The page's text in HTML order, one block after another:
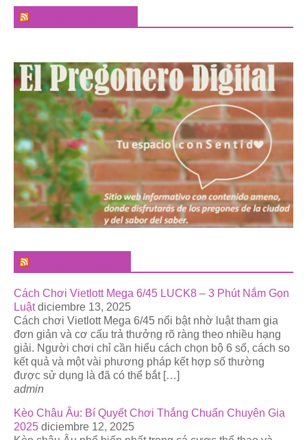
Cách Chơi Vietlott Mega 6/45 LUCK8 – 3 Phút Nắm Gọn
Luật diciembre 13, 2025
Cách chơi Vietlott Mega 6/45 nổi bật nhờ luật tham gia
đơn giản và cơ cấu trả thưởng rõ ràng theo nhiều hạng
giải. Người chơi chỉ cần hiểu cách chọn bộ 6 số, cách so
kết quả và một vài phương pháp kết hợp số thường
được sử dụng là đã có thể bắt […]
admin
Kèo Châu Âu: Bí Quyết Chơi Thắng Chuẩn Chuyên Gia
2025 diciembre 12, 2025